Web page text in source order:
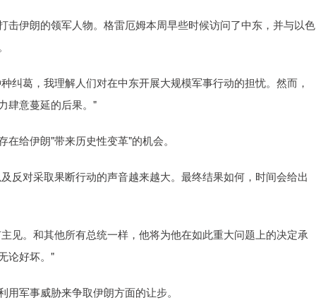
击伊朗的领军人物。格雷厄姆本周早些时候访问了中东，并与以色
纠葛，我理解人们对在中东开展大规模军事行动的担忧。然而，
肆意蔓延的后果。"
给伊朗"带来历史性变革"的机会。
反对采取果断行动的声音越来越大。最终结果如何，时间会给出
见。和其他所有总统一样，他将为他在如此重大问题上的决定承
论好坏。"
军事威胁来争取伊朗方面的让步。